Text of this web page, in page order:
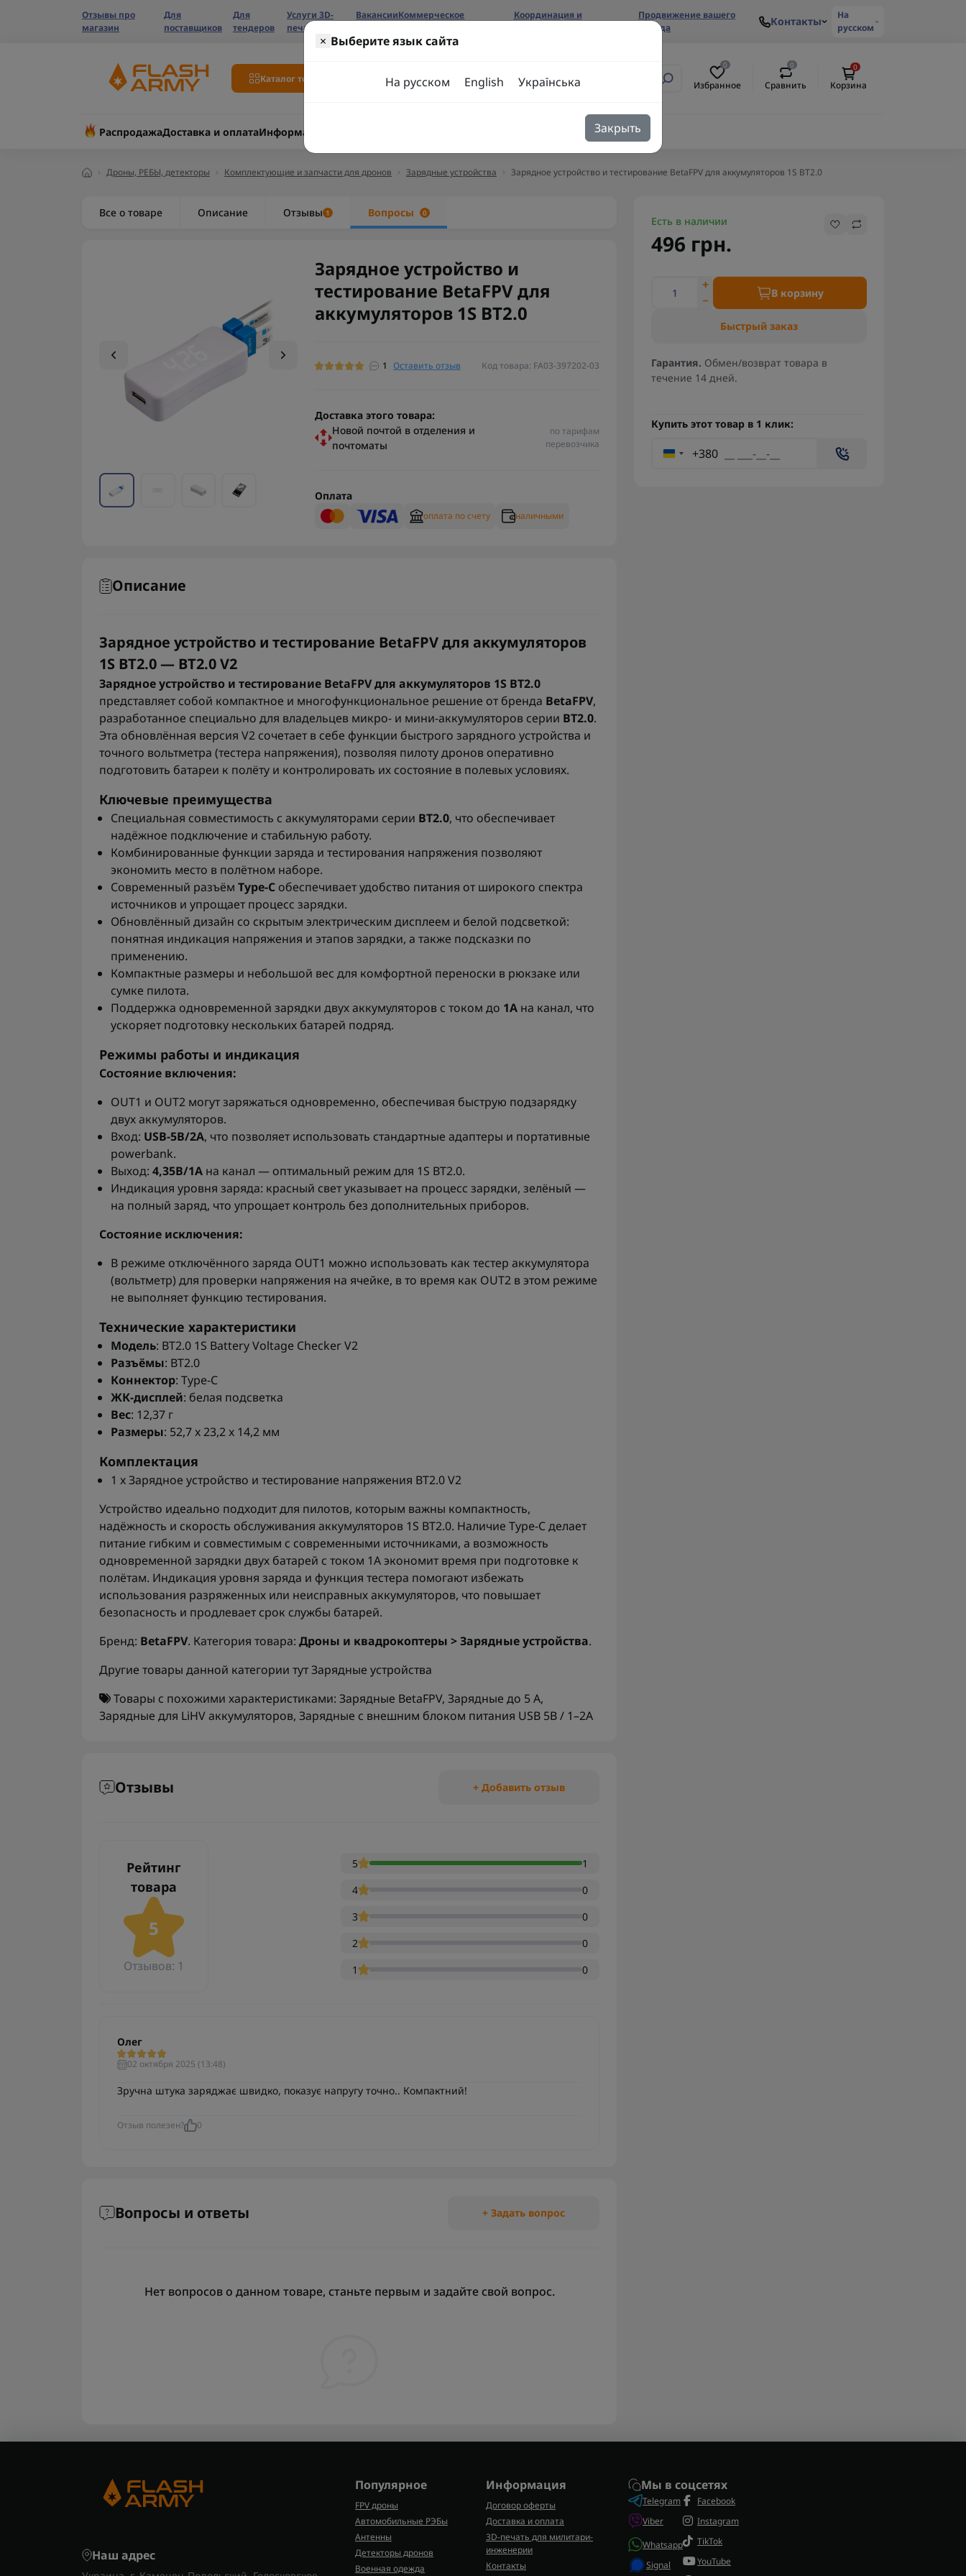
Отзывы про
магазин
Для
поставщиков
Для
тендеров
Услуги 3D-
печати
ВакансииКоммерческое
Координация и
Продвижение вашего
бренда
Контакты
На
русском
Каталог товаров
0
Избранное
0
Сравнить
0
Корзина
РаспродажаДоставка и оплатаИнформация
Дроны, РЕБЫ, детекторы Комплектующие и запчасти для дронов Зарядные устройства Зарядное устройство и тестирование BetaFPV для аккумуляторов 1S BT2.0
× Выберите язык сайта
На русском English Українська
Закрыть
Все о товаре Описание Отзывы 1 Вопросы 0
Зарядное устройство и
тестирование BetaFPV для
аккумуляторов 1S BT2.0
1 Оставить отзыв Код товара: FA03-397202-03
Есть в наличии
496 грн.
В корзину
Быстрый заказ
Гарантия. Обмен/возврат товара в
течение 14 дней.
Купить этот товар в 1 клик:
+380
Доставка этого товара:
Новой почтой в отделения и
почтоматы
по тарифам
перевозчика
Оплата
оплата по счету наличными
Описание
Зарядное устройство и тестирование BetaFPV для аккумуляторов
1S BT2.0 — BT2.0 V2
Зарядное устройство и тестирование BetaFPV для аккумуляторов 1S BT2.0
представляет собой компактное и многофункциональное решение от бренда BetaFPV,
разработанное специально для владельцев микро- и мини-аккумуляторов серии BT2.0.
Эта обновлённая версия V2 сочетает в себе функции быстрого зарядного устройства и
точного вольтметра (тестера напряжения), позволяя пилоту дронов оперативно
подготовить батареи к полёту и контролировать их состояние в полевых условиях.
Ключевые преимущества
Специальная совместимость с аккумуляторами серии BT2.0, что обеспечивает
надёжное подключение и стабильную работу.
Комбинированные функции заряда и тестирования напряжения позволяют
экономить место в полётном наборе.
Современный разъём Type-Cобеспечивает удобство питания от широкого спектра
источников и упрощает процесс зарядки.
Обновлённый дизайн со скрытым электрическим дисплеем и белой подсветкой:
понятная индикация напряжения и этапов зарядки, а также подсказки по
применению.
Компактные размеры и небольшой вес для комфортной переноски в рюкзаке или
сумке пилота.
Поддержка одновременной зарядки двух аккумуляторов с током до 1А на канал, что
ускоряет подготовку нескольких батарей подряд.
Режимы работы и индикация
Состояние включения:
OUT1 и OUT2 могут заряжаться одновременно, обеспечивая быструю подзарядку
двух аккумуляторов.
Вход: USB-5В/2А, что позволяет использовать стандартные адаптеры и портативные
powerbank.
Выход: 4,35В/1А на канал — оптимальный режим для 1S BT2.0.
Индикация уровня заряда: красный свет указывает на процесс зарядки, зелёный —
на полный заряд, что упрощает контроль без дополнительных приборов.
Состояние исключения:
В режиме отключённого заряда OUT1 можно использовать как тестер аккумулятора
(вольтметр) для проверки напряжения на ячейке, в то время как OUT2 в этом режиме
не выполняет функцию тестирования.
Технические характеристики
Модель: BT2.0 1S Battery Voltage Checker V2
Разъёмы: BT2.0
Коннектор: Type-C
ЖК-дисплей: белая подсветка
Вес: 12,37 г
Размеры: 52,7 x 23,2 x 14,2 мм
Комплектация
1 x Зарядное устройство и тестирование напряжения BT2.0 V2
Устройство идеально подходит для пилотов, которым важны компактность,
надёжность и скорость обслуживания аккумуляторов 1S BT2.0. Наличие Type-C делает
питание гибким и совместимым с современными источниками, а возможность
одновременной зарядки двух батарей с током 1А экономит время при подготовке к
полётам. Индикация уровня заряда и функция тестера помогают избежать
использования разряженных или неисправных аккумуляторов, что повышает
безопасность и продлевает срок службы батарей.
Бренд: BetaFPV. Категория товара: Дроны и квадрокоптеры > Зарядные устройства.
Другие товары данной категории тутЗарядные устройства
Товары с похожими характеристиками: Зарядные BetaFPV, Зарядные до 5 А,
Зарядные для LiHV аккумуляторов, Зарядные с внешним блоком питания USB 5В / 1–2А
Отзывы + Добавить отзыв
Рейтинг
товара
5
Отзывов: 1
5
1
4
0
3
0
2
0
1
0
Олег
02 октября 2025 (13:48)
Зручна штука заряджає швидко, показує напругу точно.. Компактний!
Отзыв полезен? 0
Вопросы и ответы + Задать вопрос
Нет вопросов о данном товаре, станьте первым и задайте свой вопрос.
Наш адрес
Популярное
FPV дроны
Автомобильные РЭБы
Антенны
Детекторы дронов
Военная одежда
Информация
Договор оферты
Доставка и оплата
3D-печать для милитари-
инженерии
Контакты
Мы в соцсетях
Telegram
Viber
Whatsapp
Signal
Facebook
Instagram
TikTok
YouTube